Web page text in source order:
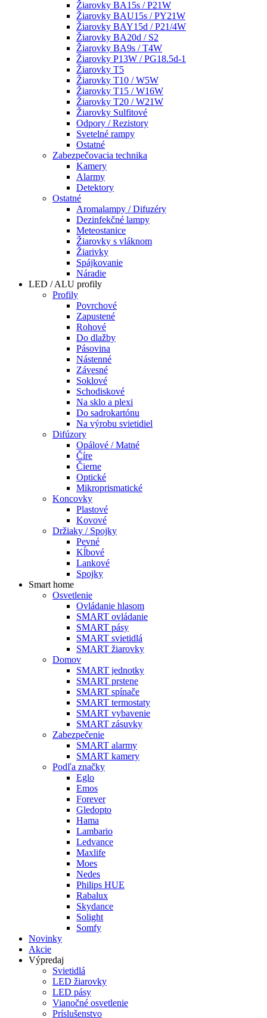
Žiarovky BA15s / P21W
Žiarovky BAU15s / PY21W
Žiarovky BAY15d / P21/4W
Žiarovky BA20d / S2
Žiarovky BA9s / T4W
Žiarovky P13W / PG18.5d-1
Žiarovky T5
Žiarovky T10 / W5W
Žiarovky T15 / W16W
Žiarovky T20 / W21W
Žiarovky Sulfitové
Odpory / Rezistory
Svetelné rampy
Ostatné
Zabezpečovacia technika
Kamery
Alarmy
Detektory
Ostatné
Aromalampy / Difuzéry
Dezinfekčné lampy
Meteostanice
Žiarovky s vláknom
Žiarivky
Spájkovanie
Náradie
LED / ALU profily
Profily
Povrchové
Zapustené
Rohové
Do dlažby
Pásovina
Nástenné
Závesné
Soklové
Schodiskové
Na sklo a plexi
Do sadrokartónu
Na výrobu svietidiel
Difúzory
Opálové / Matné
Číre
Čierne
Optické
Mikroprismatické
Koncovky
Plastové
Kovové
Držiaky / Spojky
Pevné
Kĺbové
Lankové
Spojky
Smart home
Osvetlenie
Ovládanie hlasom
SMART ovládanie
SMART pásy
SMART svietidlá
SMART žiarovky
Domov
SMART jednotky
SMART prstene
SMART spínače
SMART termostaty
SMART vybavenie
SMART zásuvky
Zabezpečenie
SMART alarmy
SMART kamery
Podľa značky
Eglo
Emos
Forever
Gledopto
Hama
Lambario
Ledvance
Maxlife
Moes
Nedes
Philips HUE
Rabalux
Skydance
Solight
Somfy
Novinky
Akcie
Výpredaj
Svietidlá
LED žiarovky
LED pásy
Vianočné osvetlenie
Príslušenstvo